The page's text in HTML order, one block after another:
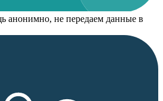
анонимно, не передаем данные в